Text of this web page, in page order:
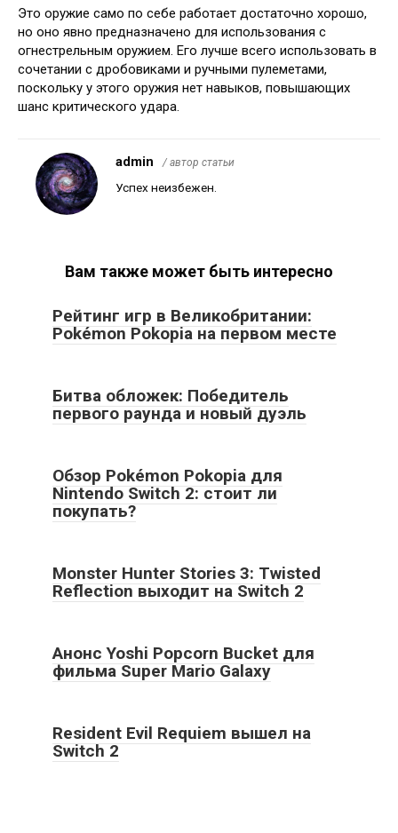
Это оружие само по себе работает достаточно хорошо,
но оно явно предназначено для использования с
огнестрельным оружием. Его лучше всего использовать в
сочетании с дробовиками и ручными пулеметами,
поскольку у этого оружия нет навыков, повышающих
шанс критического удара.
admin / автор статьи
Успех неизбежен.
Вам также может быть интересно
Рейтинг игр в Великобритании:
Pokémon Pokopia на первом месте
Битва обложек: Победитель
первого раунда и новый дуэль
Обзор Pokémon Pokopia для
Nintendo Switch 2: стоит ли
покупать?
Monster Hunter Stories 3: Twisted
Reflection выходит на Switch 2
Анонс Yoshi Popcorn Bucket для
фильма Super Mario Galaxy
Resident Evil Requiem вышел на
Switch 2